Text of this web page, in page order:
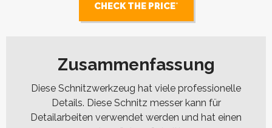
CHECK THE PRICE
Zusammenfassung
Diese Schnitzwerkzeug hat viele professionelle
Details. Diese Schnitz messer kann für
Detailarbeiten verwendet werden und hat einen